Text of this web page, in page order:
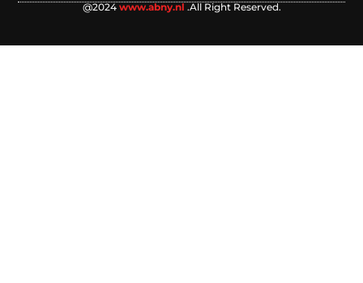
@2024 www.abny.nl .All Right Reserved.